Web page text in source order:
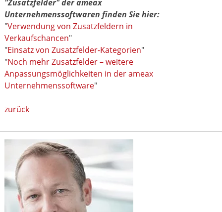
"Zusatzfelder" der ameax
Unternehmenssoftwaren finden Sie hier:
"Verwendung von Zusatzfeldern in
Verkaufschancen"
"Einsatz von Zusatzfelder-Kategorien"
"Noch mehr Zusatzfelder – weitere
Anpassungsmöglichkeiten in der ameax
Unternehmenssoftware"
zurück